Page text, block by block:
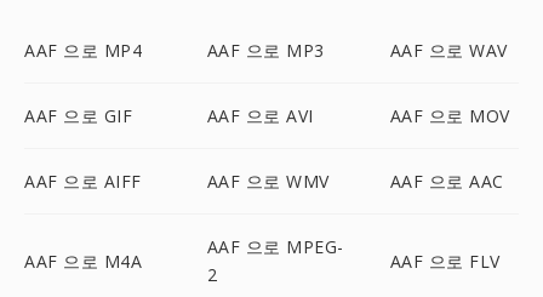
AAF 으로 MP4 AAF 으로 MP3 AAF 으로 WAV
AAF 으로 GIF AAF 으로 AVI AAF 으로 MOV
AAF 으로 AIFF AAF 으로 WMV AAF 으로 AAC
AAF 으로 M4A
AAF 으로 MPEG-
2
AAF 으로 FLV